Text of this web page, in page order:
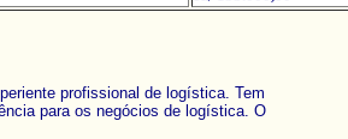
profissional de logística. Tem
para os negócios de logística. O